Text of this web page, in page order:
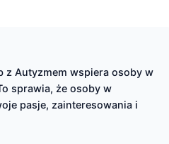
z Autyzmem wspiera osoby w
sprawia, że osoby w
pasje, zainteresowania i